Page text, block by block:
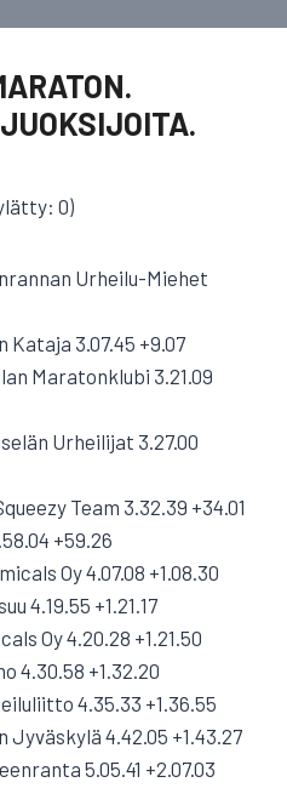
0)
Urheilu-Miehet
Kataja 3.07.45 +9.07
Maratonklubi 3.21.09
Urheilijat 3.27.00
Team 3.32.39 +34.01
+59.26
Oy 4.07.08 +1.08.30
4.19.55 +1.21.17
Oy 4.20.28 +1.21.50
4.30.58 +1.32.20
4.35.33 +1.36.55
4.42.05 +1.43.27
5.05.41 +2.07.03